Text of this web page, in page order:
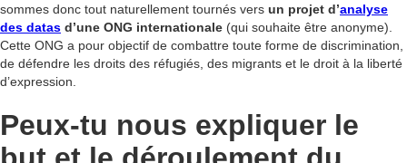
sommes donc tout naturellement tournés vers un projet d’analyse
des datas d’une ONG internationale (qui souhaite être anonyme).
Cette ONG a pour objectif de combattre toute forme de discrimination,
de défendre les droits des réfugiés, des migrants et le droit à la liberté
d’expression.
Peux-tu nous expliquer le